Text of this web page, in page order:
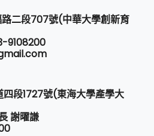
二段707號(中華大學創新育
9108200
段1727號(東海大學產學大
謝曜謙